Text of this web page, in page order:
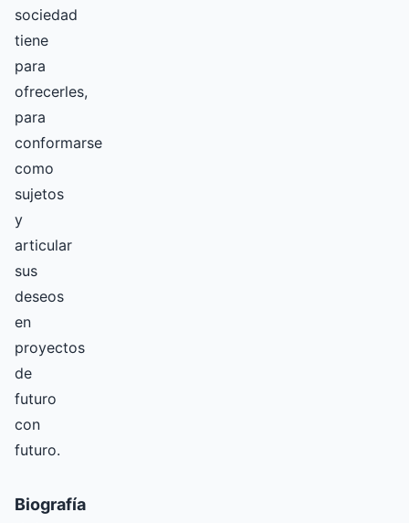
sociedad
tiene
para
ofrecerles,
para
conformarse
como
sujetos
y
articular
sus
deseos
en
proyectos
de
futuro
con
futuro.
Biografía